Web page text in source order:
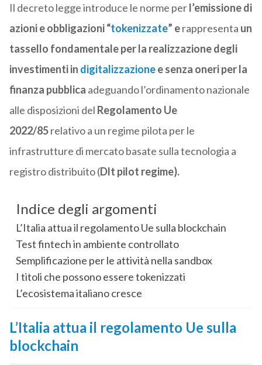
Il decreto legge introduce le norme perl’emissione di
azioni e obbligazioni “tokenizzate” erappresenta un
tassello fondamentale per la realizzazione degli
investimenti in digitalizzazionee senza oneri per la
finanza pubblica adeguando l’ordinamento nazionale
alle disposizioni del Regolamento Ue
2022/85relativo a un regime pilota per le
infrastrutture di mercato basate sulla tecnologia a
registro distribuito (Dlt pilot regime).
Indice degli argomenti
L’Italia attua il regolamento Ue sulla blockchain
Test fintech in ambiente controllato
Semplificazione per le attività nella sandbox
I titoli che possono essere tokenizzati
L’ecosistema italiano cresce
L’Italia attua il regolamento Ue sulla
blockchain